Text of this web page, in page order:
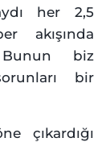
her 2,5
akışında
Bunun biz
bir
çıkardığı